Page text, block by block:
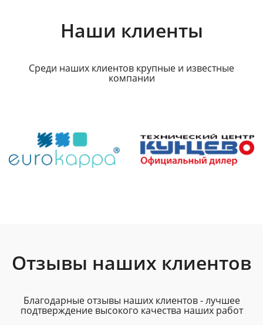
Наши клиенты
Среди наших клиентов крупные и известные
компании
Отзывы наших клиентов
Благодарные отзывы наших клиентов - лучшее
подтверждение высокого качества наших работ